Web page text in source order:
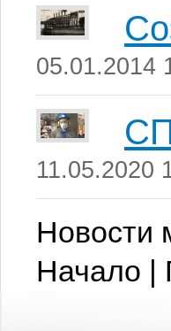
05.01.2014
11.05.2020
Новости
Начало |